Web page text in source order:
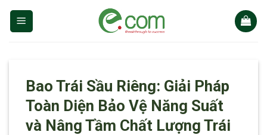
Chuyển
đến
Bao Trái Sầu Riêng: Giải Pháp
Toàn Diện Bảo Vệ Năng Suất
và Nâng Tầm Chất Lượng Trái